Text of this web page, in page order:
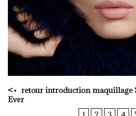
<• retour introduction maquillage
Ever